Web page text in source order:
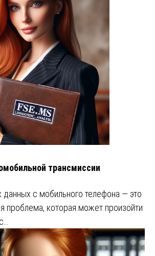
трансмиссии
с мобильного телефона — это
проблема, которая может произойти